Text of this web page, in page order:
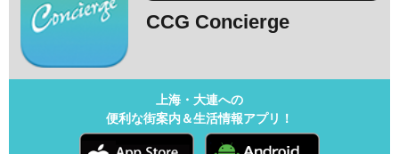
CCG Concierge
上海・大連への
便利な街案内＆生活情報アプリ！